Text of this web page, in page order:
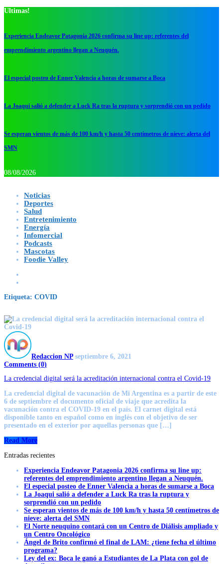
Ultimas!
Experiencia Endeavor Patagonia 2026 confirma su line up: referentes del
emprendimiento argentino llegan a Neuquén.
El especial posteo de Enner Valencia a horas de sumarse a Boca
La Joaqui salió a defender a Luck Ra tras la ruptura y sorprendió con un pedido
Se esperan vientos de más de 100 km/h y hasta 50 centímetros de nieve: alerta del
SMN
08/08/2026
Noticias
Deportes
Salud
Entretenimiento
Energía
Infomercial
Podcasts
Mascotas
Foodie Valley
Etiqueta: COVID
Redaccion NP septiembre 6, 2021
Comments (0)
La credencial digital será la acreditación internacional contra el Covid-19
La credencial digital de vacunación de Mi Argentina es a partir de este
6 de septiembre el documento oficial de viaje que acredita la
vacunación contra el COVID-19 en el país. El carnet digital está
disponible tanto en español como en inglés con el objetivo de ser
presentado en el exterior por aquellas personas que […]
Read More
Entradas recientes
Experiencia Endeavor Patagonia 2026 confirma su line up:
referentes del emprendimiento argentino llegan a Neuquén.
El especial posteo de Enner Valencia a horas de sumarse a Boca
La Joaqui salió a defender a Luck Ra tras la ruptura y
sorprendió con un pedido
Se esperan vientos de más de 100 km/h y hasta 50 centímetros de
nieve: alerta del SMN
El Norte neuquino contará con un Centro de Diálisis ampliado y
un Centro Oncológico
Ángel de Brito confirmó el final de LAM: ¿tiene fecha el último
programa?
Ley del ex: Boca le ganó a Estudiantes de La Plata con gol de